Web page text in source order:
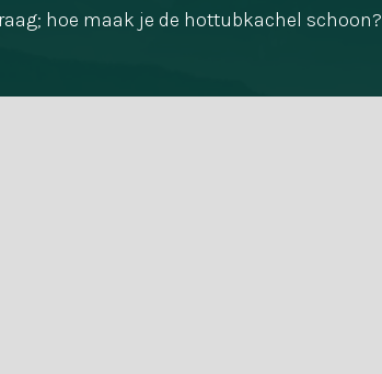
hoe maak je de hottubkachel schoon?